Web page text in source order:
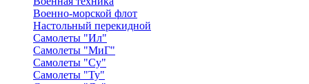
Военно-морской флот
Настольный перекидной
Самолеты "Ил"
Самолеты "МиГ"
Самолеты "Су"
Самолеты "Ту"